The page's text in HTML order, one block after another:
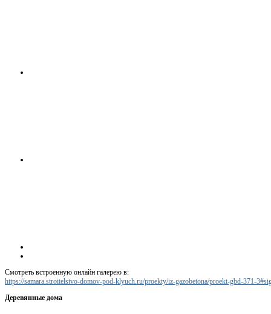
Смотреть встроенную онлайн галерею в:
https://samara.stroitelstvo-domov-pod-klyuch.ru/proekty/iz-gazobetona/proekt-gbd-371-
Деревянные дома